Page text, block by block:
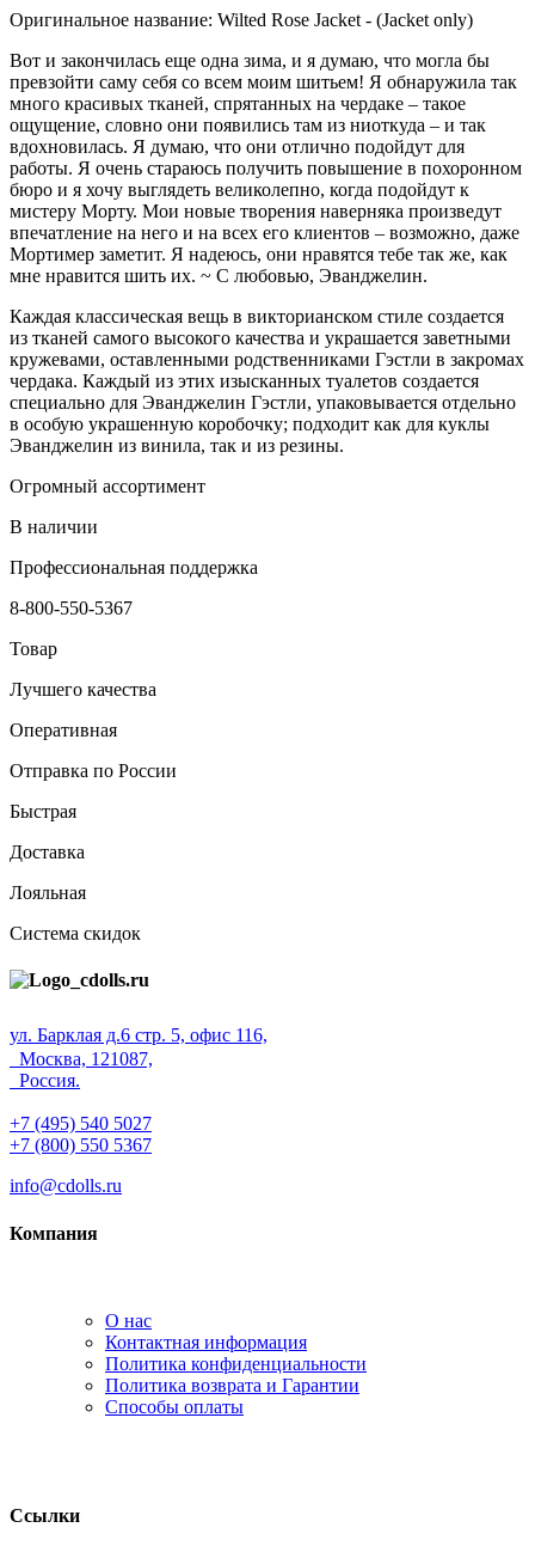
Оригинальное название: Wilted Rose Jacket - (Jacket only)
Вот и закончилась еще одна зима, и я думаю, что могла бы
превзойти саму себя со всем моим шитьем! Я обнаружила так
много красивых тканей, спрятанных на чердаке – такое
ощущение, словно они появились там из ниоткуда – и так
вдохновилась. Я думаю, что они отлично подойдут для
работы. Я очень стараюсь получить повышение в похоронном
бюро и я хочу выглядеть великолепно, когда подойдут к
мистеру Морту. Мои новые творения наверняка произведут
впечатление на него и на всех его клиентов – возможно, даже
Мортимер заметит. Я надеюсь, они нравятся тебе так же, как
мне нравится шить их. ~ С любовью, Эванджелин.
Каждая классическая вещь в викторианском стиле создается
из тканей самого высокого качества и украшается заветными
кружевами, оставленными родственниками Гэстли в закромах
чердака. Каждый из этих изысканных туалетов создается
специально для Эванджелин Гэстли, упаковывается отдельно
в особую украшенную коробочку; подходит как для куклы
Эванджелин из винила, так и из резины.
Огромный ассортимент
В наличии
Профессиональная поддержка
8-800-550-5367
Товар
Лучшего качества
Оперативная
Отправка по России
Быстрая
Доставка
Лояльная
Система скидок
ул. Барклая д.6 стр. 5, офис 116,
Москва, 121087,
Россия.
+7 (495) 540 5027
+7 (800) 550 5367
info@cdolls.ru
Компания
О нас
Контактная информация
Политика конфиденциальности
Политика возврата и Гарантии
Способы оплаты
Ссылки